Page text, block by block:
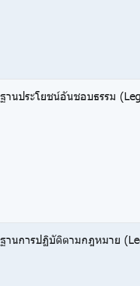
ฐานประโยชน์อันชอบธรรม
ฐานการปฏิบัติตามกฎหมาย